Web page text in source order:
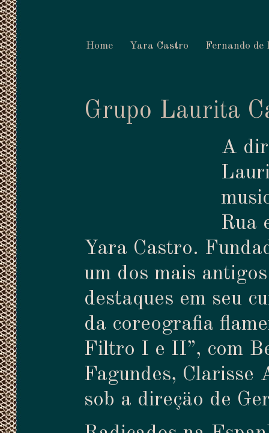
Home Yara Castro Fernando de
Grupo Laurita
A
Rua
Yara Castro.
um dos mais
destaques em seu
da coreografia
Filtro I e II”, com
Fagundes, Clarisse
sob a direçäo de